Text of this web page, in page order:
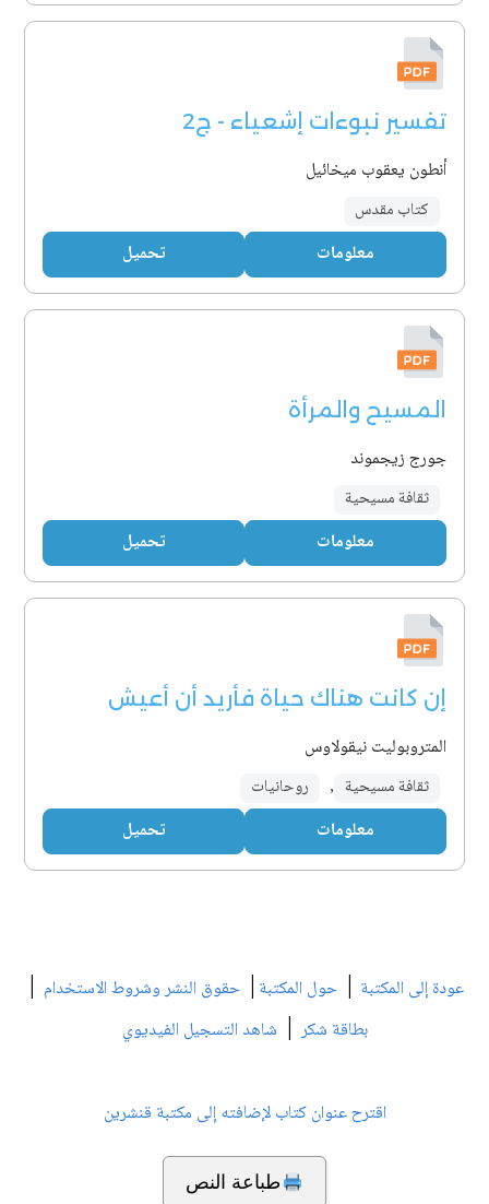
تفسير نبوءات إشعياء - ج2
أنطون يعقوب ميخائيل
كتاب مقدس
معلومات تحميل
المسيح والمرأة
جورج زيجموند
ثقافة مسيحية
معلومات تحميل
إن كانت هناك حياة فأريد أن أعيش
المتروبوليت نيقولاوس
ثقافة مسيحية , روحانيات
معلومات تحميل
عودة إلى المكتبة | حول المكتبة | حقوق النشر وشروط الاستخدام |
بطاقة شكر| شاهد التسجيل الفيديوي
اقترح عنوان كتاب لإضافته إلى مكتبة قنشرين
طباعة النص